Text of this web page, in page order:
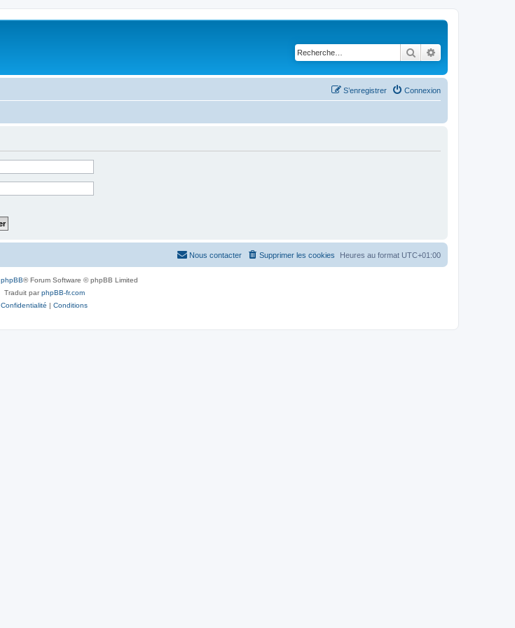
Rechercher
Connexion
S’enregistrer
Heures au format UTC+01:00
Supprimer les cookies
Nous contacter
phpBB® Forum Software © phpBB Limited
Traduit parphpBB-fr.com
Confidentialité | Conditions